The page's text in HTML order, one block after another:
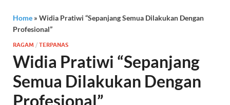
Home » Widia Pratiwi “Sepanjang Semua Dilakukan Dengan
Profesional”
RAGAM / TERPANAS
Widia Pratiwi “Sepanjang
Semua Dilakukan Dengan
Profesional”